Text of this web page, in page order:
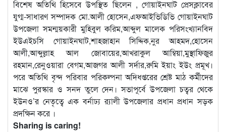
বিশেষ অতিথি হিসেবে উপস্থিত ছিলেন , গোয়াইনঘাট প্রেসক্লাবের
যুগ্ম-সাধারণ সম্পাদক মো.আলী হোসেন,এফআইভিডিভি গোয়াইনঘাট
উপজেলা সমন্ময়কারী মুহিবুল করিম,আব্দুল মালেক পরিসংখ্যানবিদ
ইউএইচসি গোয়াইনঘাট,শাহজাহান সিদ্দিক,নুর আহমদ,হোসেন
আলী,আব্দুল্লাহ আল জোবায়ের,আখরাকুল আম্বিয়া,মুস্থাফিজুর
রহমান,রেনুওয়ারা বেগম,আজগর আলী সর্দার,রুমি ইয়াং ইউং প্রমূখ।
পরে অতিথি বৃন্দ পরিবার পরিকল্পনা অদিধপ্তরের শ্রেষ্ট মাঠ কর্মীদের
মাঝে পুরস্কার ও সনদ তুলে দেন। সভাপূর্বে উপজেলা চত্বর থেকে
ইউনও’র নেতৃত্বে এক বর্নাঢ্য র‌্যালী উপজেলার প্রধান প্রধান সড়ক
প্রদক্ষিন করে ।
Sharing is caring!